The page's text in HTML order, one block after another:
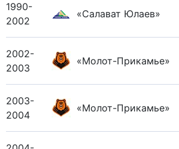
1990-
2002
«Салават Юлаев»
2002-
2003
«Молот-Прикамье»
2003-
2004
«Молот-Прикамье»